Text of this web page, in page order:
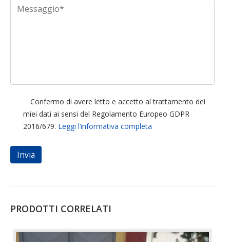
Confermo di avere letto e accetto al trattamento dei
miei dati ai sensi del Regolamento Europeo GDPR
2016/679. Leggi l’informativa completa
PRODOTTI CORRELATI